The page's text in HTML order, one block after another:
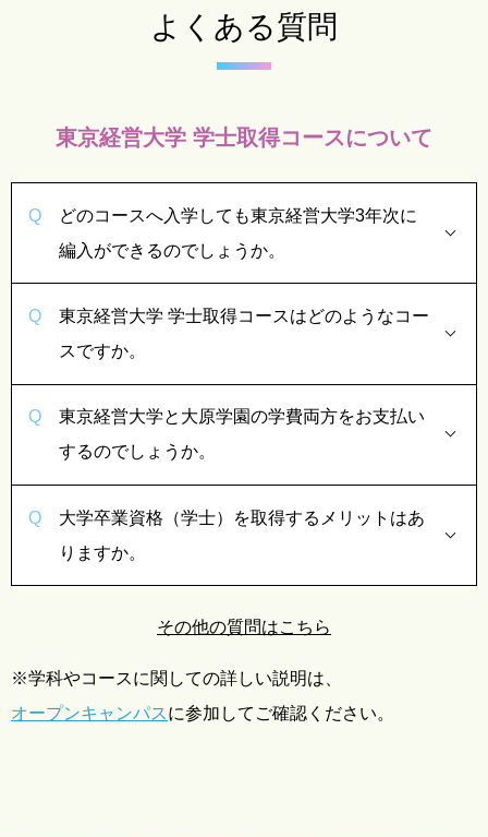
よくある質問
東京経営大学 学士取得コースについて
どのコースへ入学しても東京経営大学3年次に
編入ができるのでしょうか。
東京経営大学 学士取得コースはどのようなコー
スですか。
東京経営大学と大原学園の学費両方をお支払い
するのでしょうか。
大学卒業資格（学士）を取得するメリットはあ
りますか。
その他の質問はこちら
※学科やコースに関しての詳しい説明は、
オープンキャンパスに参加してご確認ください。